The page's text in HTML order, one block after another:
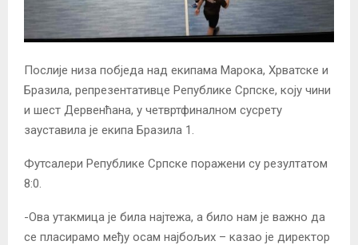
Послије низа побједа над екипама Марока, Хрватске и
Бразила, репрезентативце Републике Српске, коју чини
и шест Дервенћана, у четвртфиналном сусрету
зауставила је екипа Бразила 1.
Футсалери Републике Српске поражени су резултатом
8:0.
-Ова утакмица је била најтежа, а било нам је важно да
се пласирамо међу осам најбољих – казао је директор